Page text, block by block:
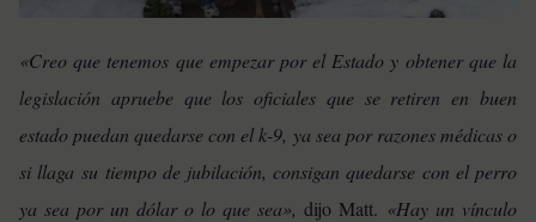
«Creo que tenemos que empezar por el Estado y obtener que la
legislación apruebe que los oficiales que se retiren en buen
estado puedan quedarse con el k-9, ya sea por razones médicas o
si llaga su tiempo de jubilación, consigan quedarse con el perro
ya sea por un dólar o lo que sea», dijo Matt. «Hay un vínculo